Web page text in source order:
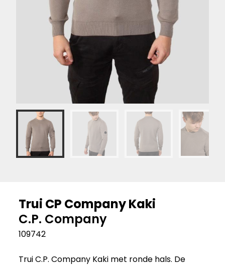
Trui CP Company Kaki
C.P. Company
109742
Trui C.P. Company Kaki met ronde hals. De